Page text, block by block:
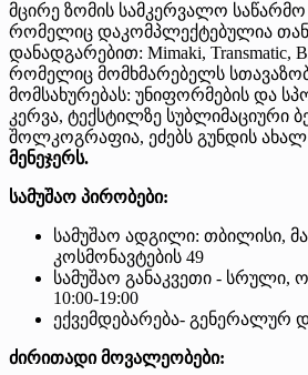
მცირე ზომის სამკერვალო საწარმო
რომელიც დაკომპლექტებულია
დანადგარებით: Mimaki, Transmatic,
რომელიც მომხმარებელს
მომსახურებას: უნიფორმების და
კერვა, ტექსტილზე სუბლიმაციური
შოლკოგრაფია, ეძებს გუნდის ახალ
მენეჯერს.
სამუშაო პირობები:
სამუშაო ადგილი: თბილისი,
კოსმონავტების 49
სამუშაო განაკვეთი - სრული,
10:00-19:00
ექვემდებარება- გენერალურ
ძირითადი მოვალეობები: